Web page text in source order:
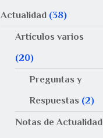
Actualidad (38)
Artículos varios
(20)
Preguntas y
Respuestas (2)
Notas de Actualidad